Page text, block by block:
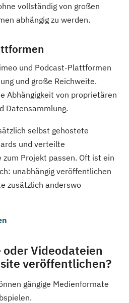
vollständig von großen
abhängig zu werden.
und Podcast-Plattformen
und große Reichweite.
Abhängigkeit von proprietären
Datensammlung.
selbst gehostete
und verteilte
Projekt passen. Oft ist ein
unabhängig veröffentlichen
zusätzlich anderswo
Videodateien
veröffentlichen?
gängige Medienformate